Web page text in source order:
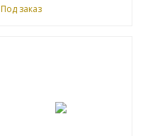
Под заказ